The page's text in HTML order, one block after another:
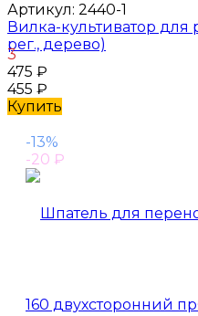
Артикул: 2440-1
Вилка-культиватор для
рег., дерево)
3
475 ₽
455 ₽
Купить
-13%
-20 ₽